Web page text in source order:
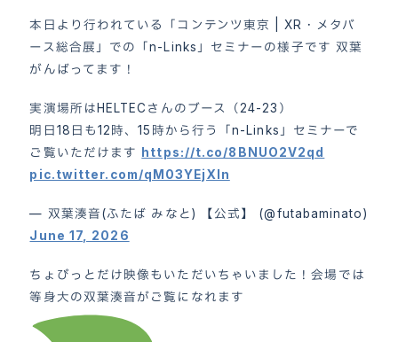
ホーム
お知らせ NEWS
キャラクター“双葉湊音” CHARACTER
製品情報 PACKAGE
本日より行われている「コンテンツ東京 | XR・メタバ
ース総合展」での「n-Links」セミナーの様子です 双葉
がんばってます！
実演場所はHELTECさんのブース（24-23）
明日18日も12時、15時から行う「n-Links」セミナーで
ご覧いただけます
https://t.co/8BNUO2V2qd
pic.twitter.com/qM03YEjXln
— 双葉湊音(ふたば みなと) 【公式】 (@futabaminato)
June 17, 2026
ちょびっとだけ映像もいただいちゃいました！会場では
等身大の双葉湊音がご覧になれます